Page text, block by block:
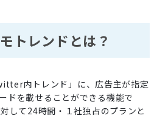
トレンドとは？
内トレンド」に、広告主が指定
ドを載せることができる機能で
して24時間・１社独占のプランと